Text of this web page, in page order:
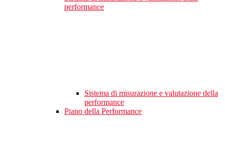
performance
Sistema di misurazione e valutazione della
performance
Piano della Performance